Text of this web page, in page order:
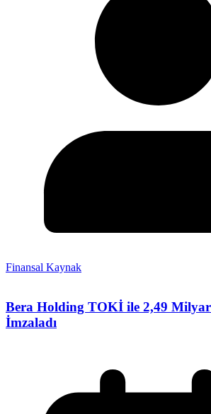
Finansal Kaynak
Bera Holding TOKİ ile 2,49 Milyar
İmzaladı